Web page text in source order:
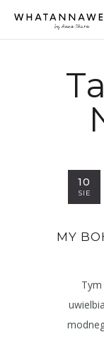
10
SIE
MY